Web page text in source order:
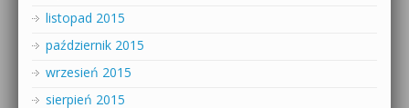
listopad 2015
październik 2015
wrzesień 2015
sierpień 2015